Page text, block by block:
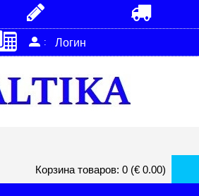
: Логин
Корзина товаров: 0 (€ 0.00)